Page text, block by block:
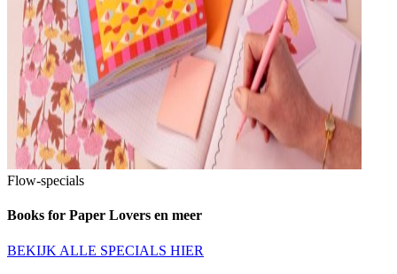
Flow-specials
Books for Paper Lovers en meer
BEKIJK ALLE SPECIALS HIER